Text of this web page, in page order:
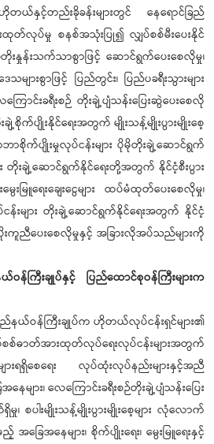
င့်တည်းခိုခန်းများတွင် နေရောင်ခြည်
ထုတ်လုပ်မှု စနစ်အသုံးပြု၍ လျှပ်စစ်မီးပေးနိုင်
တိုးနှုန်းသက်သာစွာဖြင့် ဆောင်ရွက်ပေးစေလိုမှု၊
ျားစွာဖြင့် ပြည်တွင်း၊ ပြည်ပခရီးသွားများ
ာင်းခရီးစဉ် တိုးချဲ့ပျံသန်းပြေးဆွဲပေးစေလို
ျဲ့စိုက်ပျိုးနိုင်ရေးအတွက် မျိုးသန့်မျိုးပွားမျိုးစေ့
ာဘာစိုက်ပျိုးမှုလုပ်ငန်းများ ပိုမိုတိုးချဲ့ဆောင်ရွက်
ား တိုးချဲ့ဆောင်ရွက်နိုင်ရေးတို့အတွက် နိုင်ငံ့စီးပွား
းမြူရေးချေးငွေများ ထပ်မံထုတ်ပေးစေလိုမှု၊
များ တိုးချဲ့ဆောင်ရွက်နိုင်ရေးအတွက် နိုင်ငံ့
ပိုးကူညီပေးစေလိုမှုနှင့် အခြားလိုအပ်သည်များကို
ဝန်ကြီးချုပ်နှင့် ပြည်ထောင်စုဝန်ကြီးများက
နယ်ဝန်ကြီးချုပ်က ဟိုတယ်လုပ်ငန်းရှင်များ၏
စစ်ဓာတ်အားထုတ်လုပ်ရေးလုပ်ငန်းများအတွက်
ရရှိစေရေး လုပ်ထုံးလုပ်နည်းများနှင့်အညီ
ျား၊ လေကြောင်းခရီးစဉ်တိုးချဲ့ပျံသန်းပြေး
စပါးမျိုးသန့်မျိုးပွားမျိုးစေ့များ လုံလောက်
ခြေအနေများ၊ စိုက်ပျိုးရေး၊ မွေးမြူရေးနှင့်